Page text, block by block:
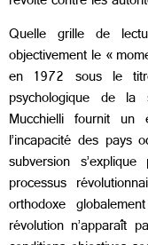
Quelle grille de
objectivement le «
en 1972 sous le
psychologique de
Mucchielli fournit un
l’incapacité des pays
subversion
processus
orthodoxe
révolution n’apparaît